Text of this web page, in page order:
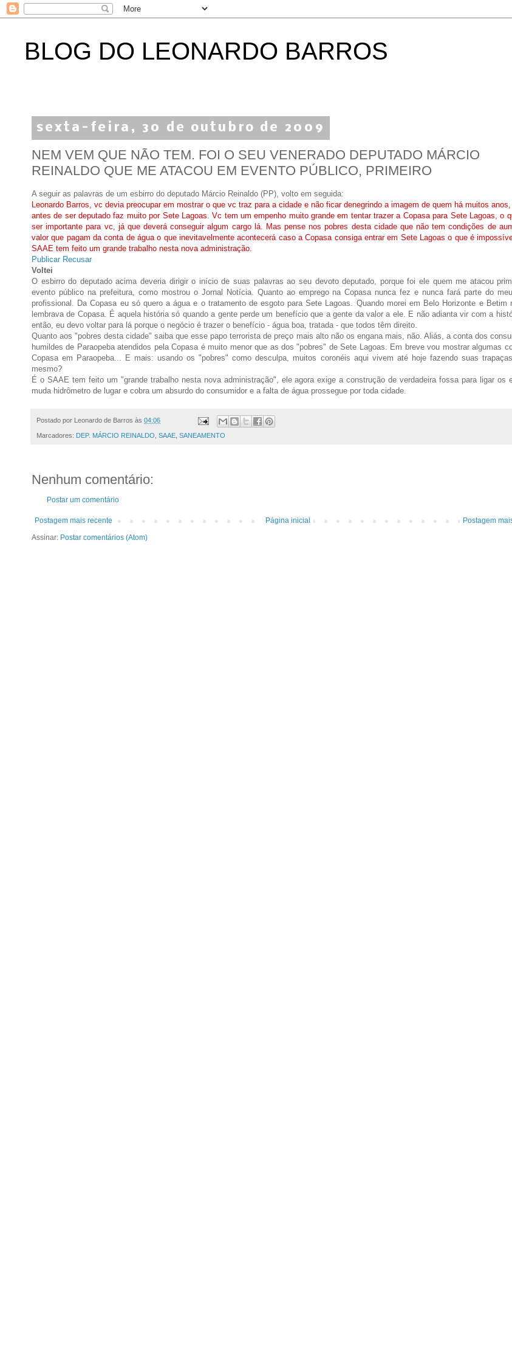
BLOG DO LEONARDO BARROS
sexta-feira, 30 de outubro de 2009
NEM VEM QUE NÃO TEM. FOI O SEU VENERADO DEPUTADO MÁRCIO
REINALDO QUE ME ATACOU EM EVENTO PÚBLICO, PRIMEIRO
A seguir as palavras de um esbirro do deputado Márcio Reinaldo (PP), volto em seguida:
Leonardo Barros, vc devia preocupar em mostrar o que vc traz para a cidade e não ficar denegrindo a imagem de quem há muitos
antes de ser deputado faz muito por Sete Lagoas. Vc tem um empenho muito grande em tentar trazer a Copasa para Sete Lagoas, o
ser importante para vc, já que deverá conseguir algum cargo lá. Mas pense nos pobres desta cidade que não tem condições de
valor que pagam da conta de água o que inevitavelmente acontecerá caso a Copasa consiga entrar em Sete Lagoas o que é
SAAE tem feito um grande trabalho nesta nova administração.
Publicar Recusar
Voltei
O esbirro do deputado acima deveria dirigir o início de suas palavras ao seu devoto deputado, porque foi ele quem me atacou
evento público na prefeitura, como mostrou o Jornal Notícia. Quanto ao emprego na Copasa nunca fez e nunca fará parte do
profissional. Da Copasa eu só quero a água e o tratamento de esgoto para Sete Lagoas. Quando morei em Belo Horizonte e Betim
lembrava de Copasa. É aquela história só quando a gente perde um benefício que a gente da valor a ele. E não adianta vir com a
então, eu devo voltar para lá porque o negócio é trazer o benefício - água boa, tratada - que todos têm direito.
Quanto aos "pobres desta cidade" saiba que esse papo terrorista de preço mais alto não os engana mais, não. Aliás, a conta dos
humildes de Paraopeba atendidos pela Copasa é muito menor que as dos "pobres" de Sete Lagoas. Em breve vou mostrar algumas
Copasa em Paraopeba... E mais: usando os "pobres" como desculpa, muitos coronéis aqui vivem até hoje fazendo suas
mesmo?
É o SAAE tem feito um "grande trabalho nesta nova administração", ele agora exige a construção de verdadeira fossa para ligar os
muda hidrômetro de lugar e cobra um absurdo do consumidor e a falta de água prossegue por toda cidade.
Postado por Leonardo de Barros às 04:06
Marcadores: DEP. MÁRCIO REINALDO SAAE SANEAMENTO
Nenhum comentário:
Postar um comentário
Postagem mais recente Postagem
Página inicial
Assinar: Postar comentários (Atom)